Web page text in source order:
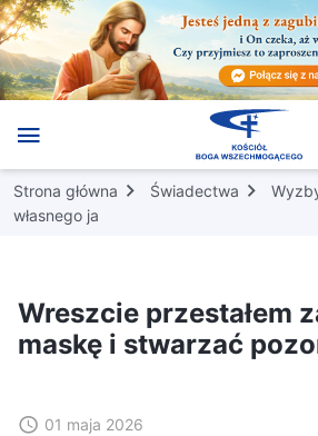
Strona główna Świadectwa
własnego ja
Wreszcie przestałem
maskę i stwarzać
01 maja 2026